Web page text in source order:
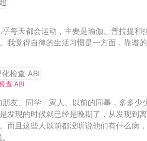
每天都会运动，主要是瑜伽、普拉提和
我觉得自律的生活习惯是一方面，靠谱
查 ABI
友、同学、家人、以前的同事，多多少
发现的时候就已经是晚期了，从发现到
而且这些人以前都没听说他们有什么病